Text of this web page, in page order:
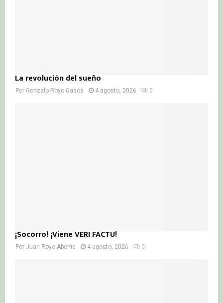
La revolución del sueño
Por Gonzalo Royo Gasca 4 agosto, 2026 0
¡Socorro! ¡Viene VERI FACTU!
Por Juan Royo Abenia 4 agosto, 2026 0